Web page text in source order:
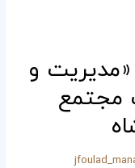
«مدیریت و
مجتمع